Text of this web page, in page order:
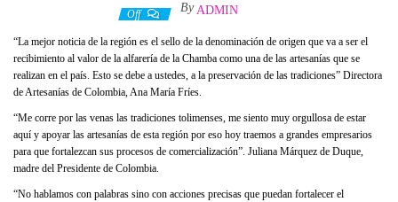
Off By ADMIN
“La mejor noticia de la región es el sello de la denominación de origen que va a ser el
recibimiento al valor de la alfarería de la Chamba como una de las artesanías que se
realizan en el país. Esto se debe a ustedes, a la preservación de las tradiciones” Directora
de Artesanías de Colombia, Ana María Fríes.
“Me corre por las venas las tradiciones tolimenses, me siento muy orgullosa de estar
aquí y apoyar las artesanías de esta región por eso hoy traemos a grandes empresarios
para que fortalezcan sus procesos de comercialización”. Juliana Márquez de Duque,
madre del Presidente de Colombia.
“No hablamos con palabras sino con acciones precisas que puedan fortalecer el